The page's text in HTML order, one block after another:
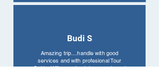
Budi S
Amazing trip....handle with good
services and with profesional Tour
Guide. Will come back here again and